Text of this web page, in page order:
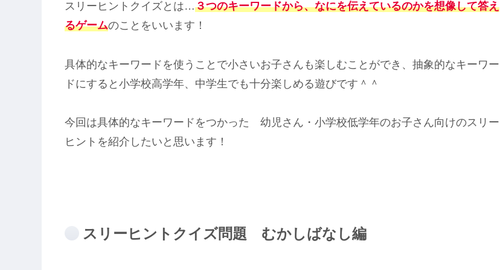
スリーヒントクイズとは…３つのキーワードから、なにを伝えているのかを想像して答え
るゲームのことをいいます！
具体的なキーワードを使うことで小さいお子さんも楽しむことができ、抽象的なキーワー
ドにすると小学校高学年、中学生でも十分楽しめる遊びです＾＾
今回は具体的なキーワードをつかった 幼児さん・小学校低学年のお子さん向けのスリー
ヒントを紹介したいと思います！
スリーヒントクイズ問題 むかしばなし編